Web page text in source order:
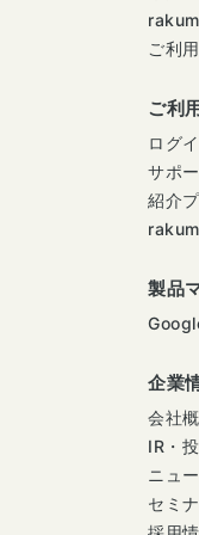
ご利
ご利
ログ
サポ
紹介
製品
企業
会社
IR・
ニュ
セミ